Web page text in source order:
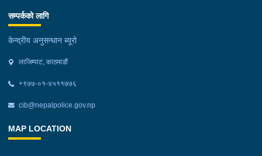
सम्पर्कको लागि
केन्द्रीय अनुसन्धान ब्यूरो
लाजिम्पाट, काठमाडौं
+९७७-०१-४५११७७६
cib@nepalpolice.gov.np
MAP LOCATION